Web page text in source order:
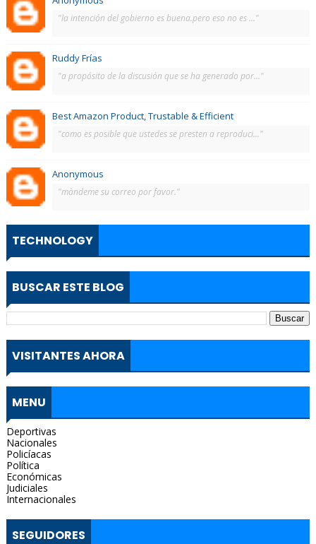
"la intención del gobierno es buena.pero eso no es ..."
Ruddy Frías
"a propósito de la discusión que se ha generado por..."
Best Amazon Product, Trustable & Efficient
"como es posible que ustedes se presten a reproduci..."
Anonymous
"màndeme su correo por favor."
TECHNOLOGY
BUSCAR ESTE BLOG
VISITANTES AHORA
MENU
Deportivas
Nacionales
Policíacas
Política
Económicas
Judiciales
Internacionales
SEGUIDORES